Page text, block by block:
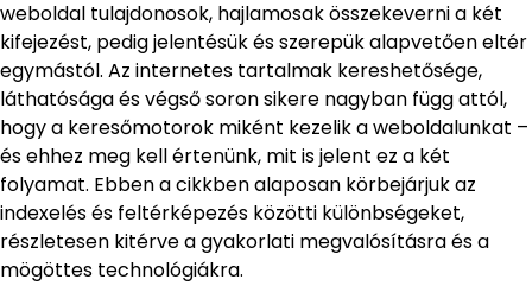
weboldal tulajdonosok, hajlamosak összekeverni a két
kifejezést, pedig jelentésük és szerepük alapvetően eltér
egymástól. Az internetes tartalmak kereshetősége,
láthatósága és végső soron sikere nagyban függ attól,
hogy a keresőmotorok miként kezelik a weboldalunkat –
és ehhez meg kell értenünk, mit is jelent ez a két
folyamat. Ebben a cikkben alaposan körbejárjuk az
indexelés és feltérképezés közötti különbségeket,
részletesen kitérve a gyakorlati megvalósításra és a
mögöttes technológiákra.